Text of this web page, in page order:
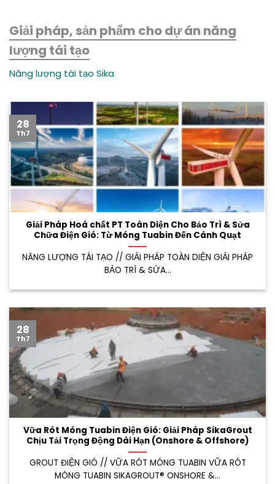
Giải pháp, sản phẩm cho dự án năng
lượng tái tạo
Năng lượng tái tạo Sika
Giải Pháp Hoá chất PT Toàn Diện Cho Bảo Trì & Sửa
Chữa Điện Gió: Từ Móng Tuabin Đến Cánh Quạt
NĂNG LƯỢNG TÁI TẠO // GIẢI PHÁP TOÀN DIỆN GIẢI PHÁP
BẢO TRÌ & SỬA...
28
Th7
Vữa Rót Móng Tuabin Điện Gió: Giải Pháp SikaGrout
Chịu Tải Trọng Động Dài Hạn (Onshore & Offshore)
GROUT ĐIỆN GIÓ // VỮA RÓT MÓNG TUABIN VỮA RÓT
MÓNG TUABIN SIKAGROUT® ONSHORE &...
28
Th7